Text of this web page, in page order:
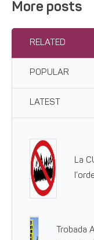
More posts
RELATED
POPULAR
LATEST
La
Trobada